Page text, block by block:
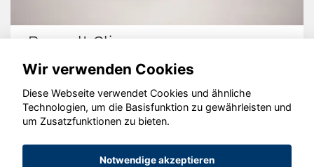
Renault Clio
© konjunkturmotor.de GmbH 2020 - 2026
Wir verwenden Cookies
Diese Webseite verwendet Cookies und ähnliche
Technologien, um die Basisfunktion zu gewährleisten und
um Zusatzfunktionen zu bieten.
Notwendige akzeptieren